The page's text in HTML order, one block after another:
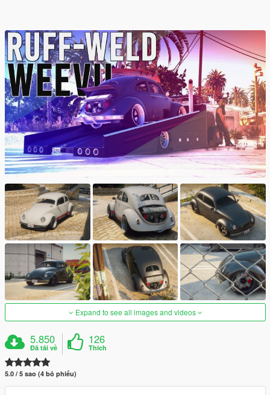
Expand to see all images and videos
5.850
Đã tải về
126
Thích
5.0 / 5 sao (4 bỏ phiếu)